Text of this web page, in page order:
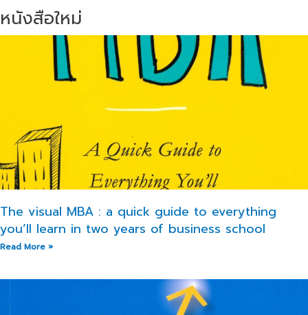
หนังสือใหม่
The visual MBA : a quick guide to everything
you’ll learn in two years of business school
Read More »
P
g g
P
a
g